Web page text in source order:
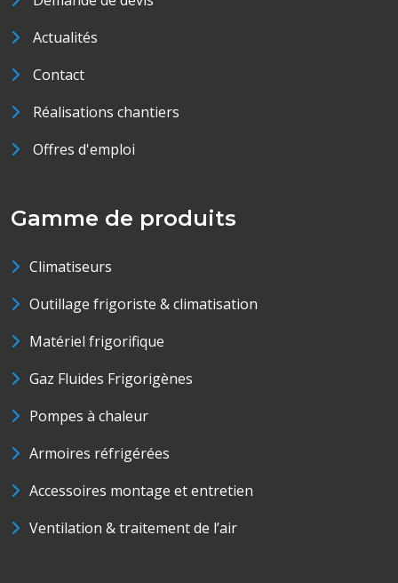
Actualités
Contact
Réalisations chantiers
Offres d'emploi
Gamme de produits
Climatiseurs
Outillage frigoriste & climatisation
Matériel frigorifique
Gaz Fluides Frigorigènes
Pompes à chaleur
Armoires réfrigérées
Accessoires montage et entretien
Ventilation & traitement de l’air